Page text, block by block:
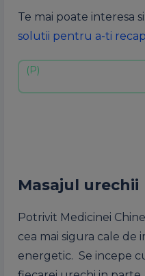
Te mai poate interesa si:
solutii pentru a-ti
Masajul urechii
Potrivit Medicinei
cea mai sigura cale
energetic. Se incepe